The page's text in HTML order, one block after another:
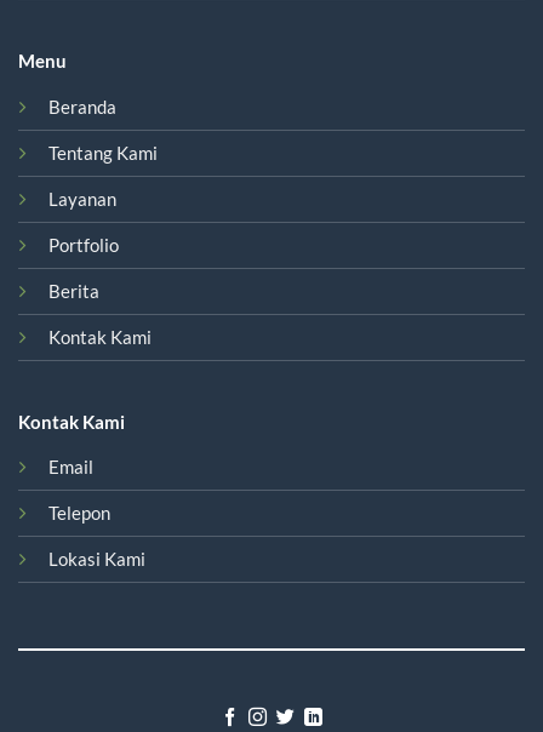
Menu
Beranda
Tentang Kami
Layanan
Portfolio
Berita
Kontak Kami
Kontak Kami
Email
Telepon
Lokasi Kami